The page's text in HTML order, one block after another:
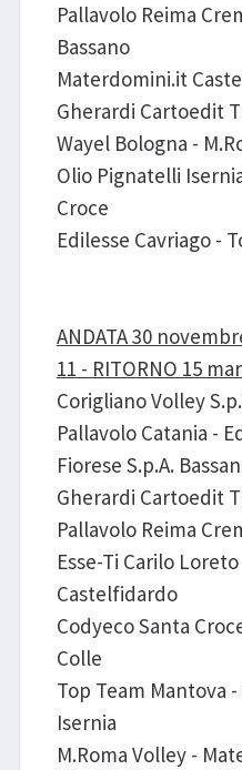
Pallavolo Reima
Bassano
Materdomini.it
Gherardi Cartoedit
Wayel Bologna -
Olio Pignatelli
Croce
Edilesse Cavriago -
ANDATA 30
11 - RITORNO 15
Corigliano Volley
Pallavolo Catania -
Fiorese S.p.A.
Gherardi Cartoedit
Pallavolo Reima
Esse-Ti Carilo
Castelfidardo
Codyeco Santa
Colle
Top Team Mantova
Isernia
M.Roma Volley -